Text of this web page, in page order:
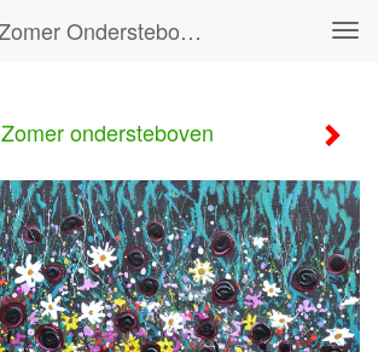
Maja Vucetic - Zomer Ondersteboven
Zomer ondersteboven